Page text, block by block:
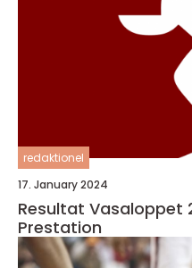
redaktionel
17. January 2024
Resultat Vasaloppet
Prestation